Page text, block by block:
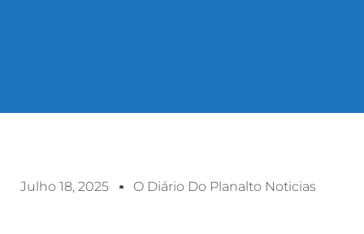
Julho 18, 2025 O Diário Do Planalto Noticias